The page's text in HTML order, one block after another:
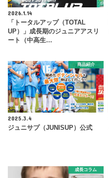
2026.1.14
「トータルアップ（TOTAL
UP）」成長期のジュニアアスリ
ート（中高生…
商品紹介
2025.3.4
ジュニサプ（JUNISUP）公式
成長コラム